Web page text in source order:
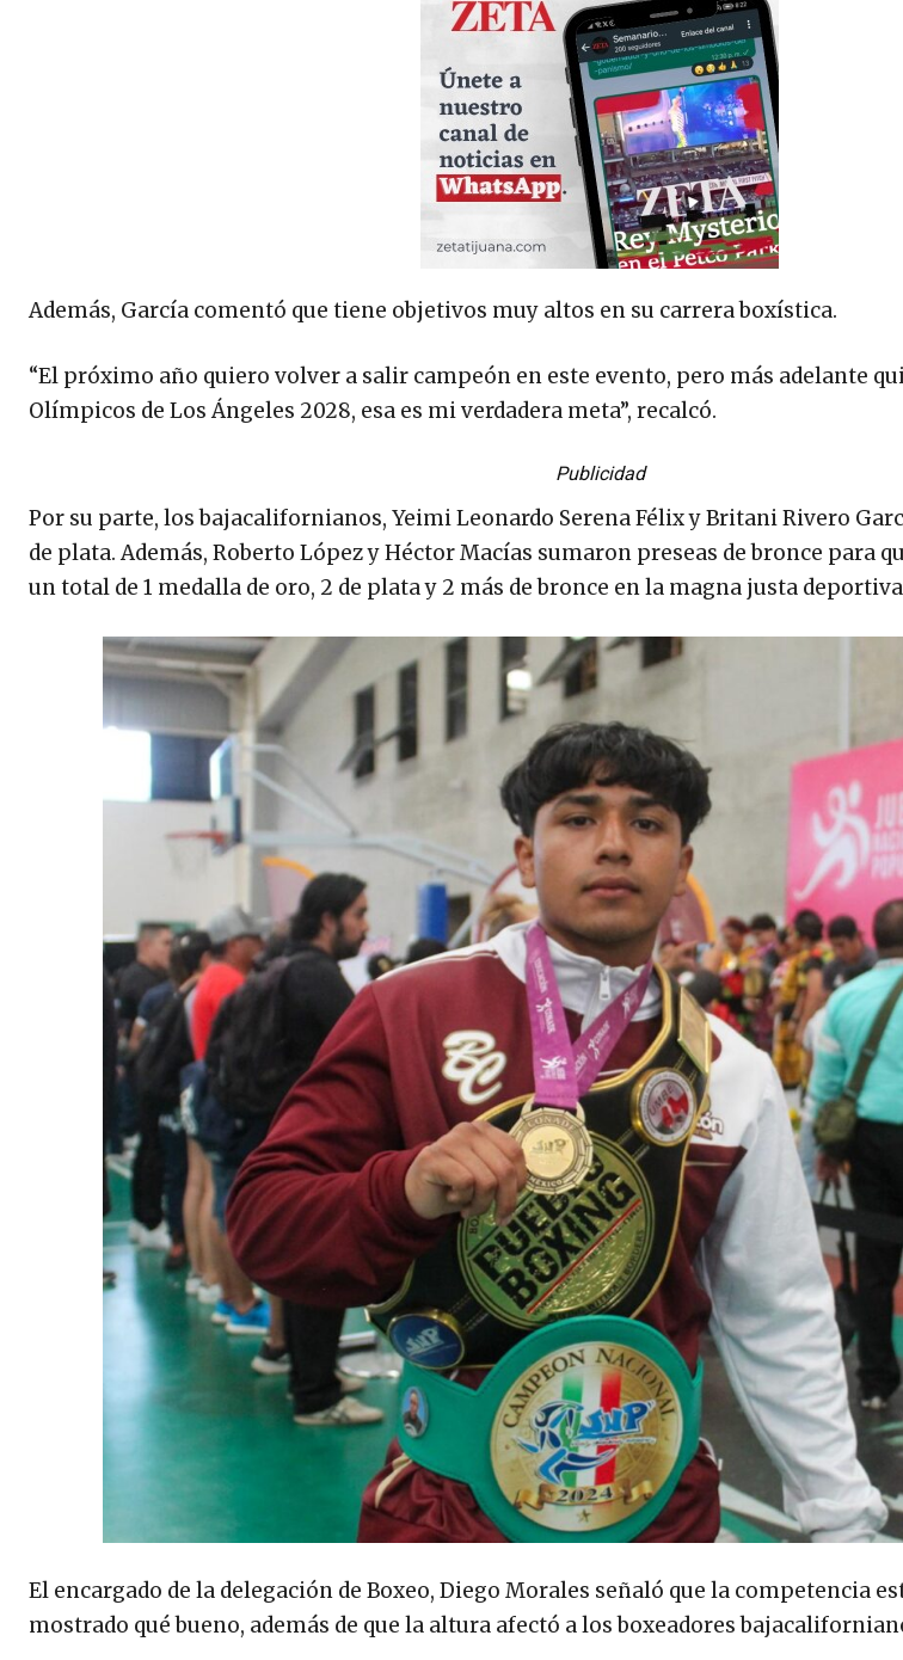
Además, García comentó que tiene objetivos muy altos en su carrera boxística.
“El próximo año quiero volver a salir campeón en este evento, pero más adelante
Olímpicos de Los Ángeles 2028, esa es mi verdadera meta”, recalcó.
Publicidad
Por su parte, los bajacalifornianos, Yeimi Leonardo Serena Félix y Britani Rivero
de plata. Además, Roberto López y Héctor Macías sumaron preseas de bronce para
un total de 1 medalla de oro, 2 de plata y 2 más de bronce en la magna justa
El encargado de la delegación de Boxeo, Diego Morales señaló que la competencia
mostrado qué bueno, además de que la altura afectó a los boxeadores